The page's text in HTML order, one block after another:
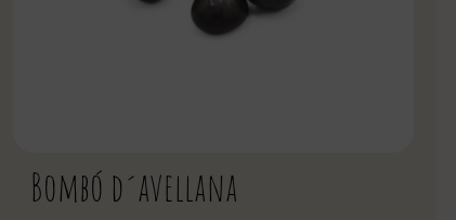
Bombó d´avellana